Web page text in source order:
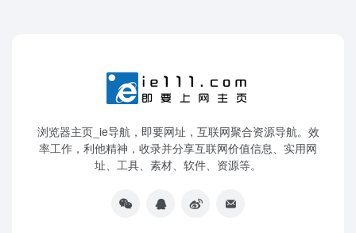
浏览器主页_ie导航，即要网址，互联网聚合资源导航。效
率工作，利他精神，收录并分享互联网价值信息、实用网
址、工具、素材、软件、资源等。